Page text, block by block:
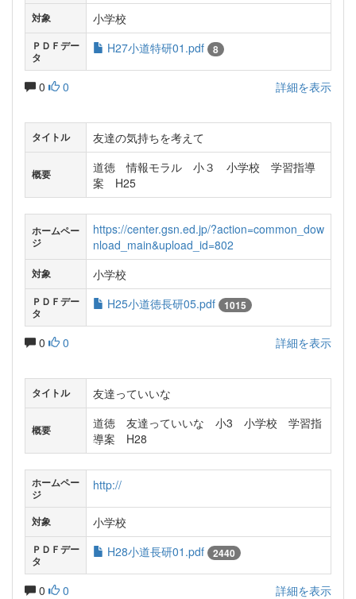
対象 小学校
ＰＤＦデー
タ
H27小道特研01.pdf 8
0 0 詳細を表示
タイトル 友達の気持ちを考えて
概要
道徳 情報モラル 小３ 小学校 学習指導
案 H25
ホームペー
ジ
https://center.gsn.ed.jp/?action=common_dow
nload_main&upload_id=802
対象 小学校
ＰＤＦデー
タ
H25小道徳長研05.pdf 1015
0 0 詳細を表示
タイトル 友達っていいな
概要
道徳 友達っていいな 小3 小学校 学習指
導案 H28
ホームペー
ジ
http://
対象 小学校
ＰＤＦデー
タ
H28小道長研01.pdf 2440
0 0 詳細を表示